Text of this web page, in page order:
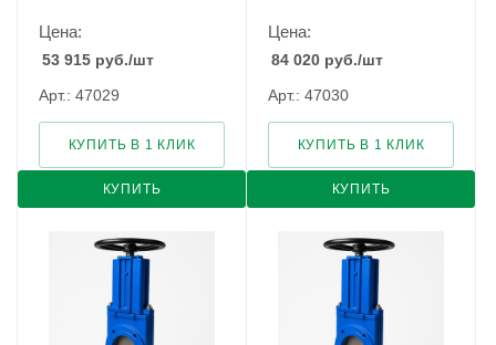
Цена:
53 915 руб./шт
Арт.: 47029
КУПИТЬ
КУПИТЬ В 1 КЛИК
Цена:
84 020 руб./шт
Арт.: 47030
КУПИТЬ
КУПИТЬ В 1 КЛИК